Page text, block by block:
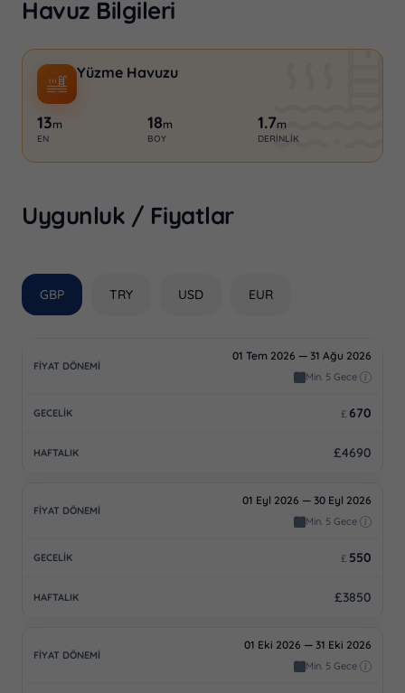
Havuz Bilgileri
Yüzme Havuzu
13m
EN
18m
BOY
1.7m
DERINLIK
Uygunluk / Fiyatlar
GBP TRY USD EUR
01 Tem 2026 — 31 Ağu 2026
Min. 5 Gece
£ 670
£4690
01 Eyl 2026 — 30 Eyl 2026
Min. 5 Gece
£ 550
£3850
01 Eki 2026 — 31 Eki 2026
Min. 5 Gece